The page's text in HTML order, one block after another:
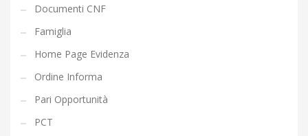
Documenti CNF
Famiglia
Home Page Evidenza
Ordine Informa
Pari Opportunità
PCT